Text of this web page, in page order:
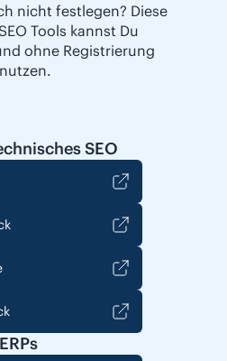
nicht festlegen? Diese
Tools kannst Du
ohne Registrierung
nutzen.
SEO